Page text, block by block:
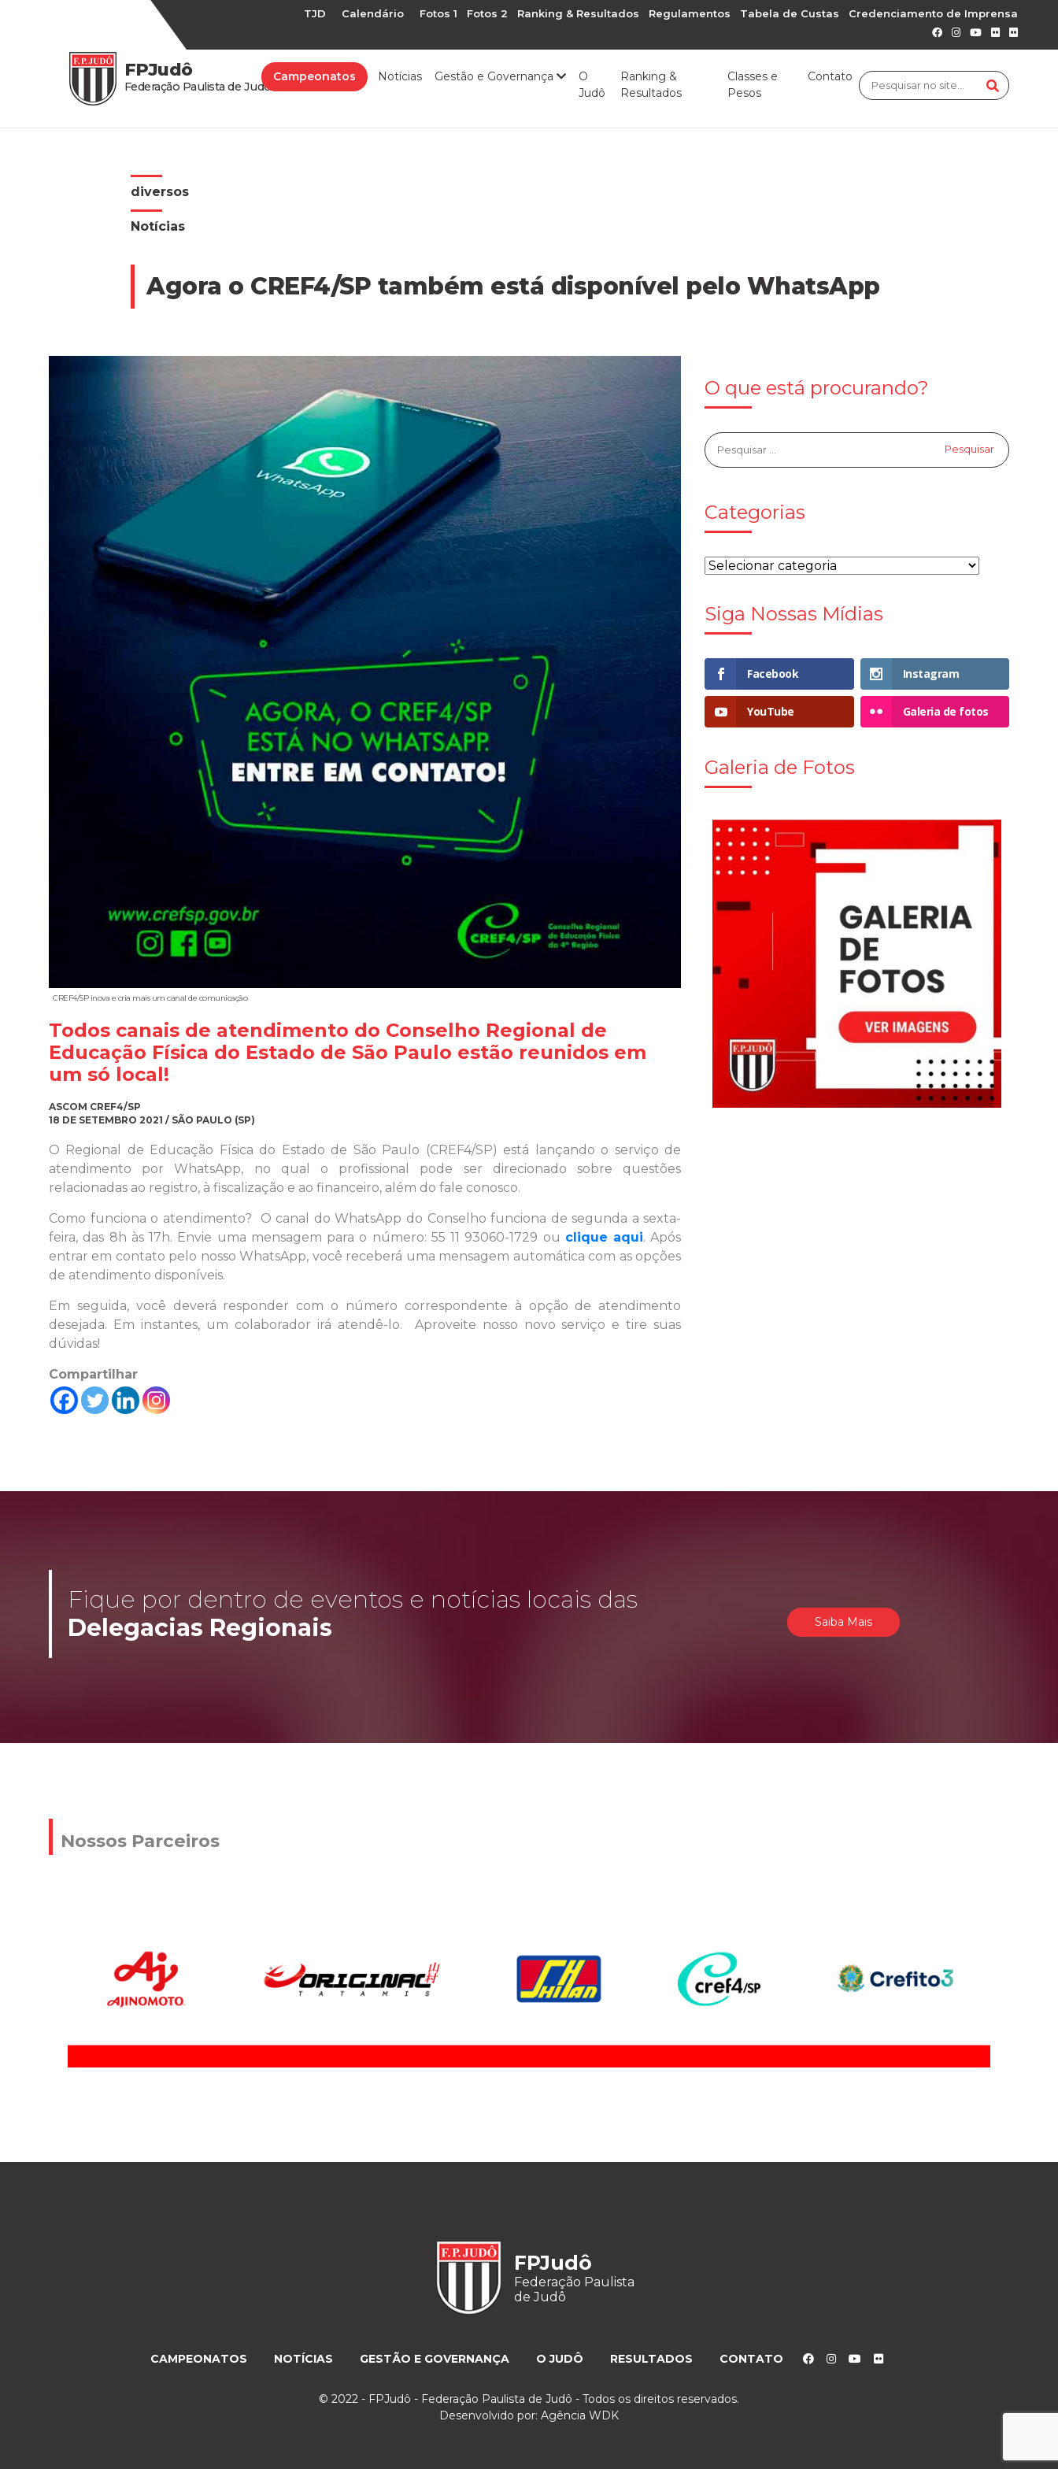
TJD Calendário Fotos 1 Fotos 2 Ranking & Resultados Regulamentos Tabela de Custas Credenciamento de Imprensa
FPJudô
Federação Paulista de Judô
Campeonatos Notícias Gestão e Governança
O
Judô
Ranking &
Resultados
Classes e
Pesos
Contato
diversos
Notícias
Agora o CREF4/SP também está disponível pelo WhatsApp
CREF4/SP inova e cria mais um canal de comunicação
Todos canais de atendimento do Conselho Regional de
Educação Física do Estado de São Paulo estão reunidos em
um só local!
ASCOM CREF4/SP
18 DE SETEMBRO 2021 / SÃO PAULO (SP)
O Regional de Educação Física do Estado de São Paulo (CREF4/SP) está lançando o serviço de
atendimento por WhatsApp, no qual o profissional pode ser direcionado sobre questões
relacionadas ao registro, à fiscalização e ao financeiro, além do fale conosco.
Como funciona o atendimento? O canal do WhatsApp do Conselho funciona de segunda a sexta-
feira, das 8h às 17h. Envie uma mensagem para o número: 55 11 93060-1729 ou clique aqui. Após
entrar em contato pelo nosso WhatsApp, você receberá uma mensagem automática com as opções
de atendimento disponíveis.
Em seguida, você deverá responder com o número correspondente à opção de atendimento
desejada. Em instantes, um colaborador irá atendê-lo. Aproveite nosso novo serviço e tire suas
dúvidas!
Compartilhar
O que está procurando?
Categorias
Siga Nossas Mídias
Facebook Instagram
YouTube Galeria de fotos
Galeria de Fotos
Fique por dentro de eventos e notícias locais das
Delegacias Regionais
Saiba Mais
Nossos Parceiros
FPJudô
Federação Paulista
de Judô
CAMPEONATOS NOTÍCIAS GESTÃO E GOVERNANÇA O JUDÔ RESULTADOS CONTATO
© 2022 - FPJudô - Federação Paulista de Judô - Todos os direitos reservados.
Desenvolvido por: Agência WDK